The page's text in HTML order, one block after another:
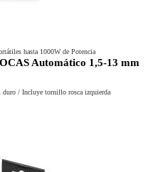
hasta 1000W de Potencia
Automático 1,5-13 mm
duro / Incluye tornillo rosca izquierda